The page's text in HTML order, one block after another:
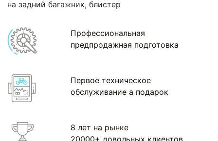
на задний багажник, блистер
Профессиональная
предпродажная подготовка
Первое техническое
обслуживание а подарок
8 лет на рынке
20000+ довольных клиентов